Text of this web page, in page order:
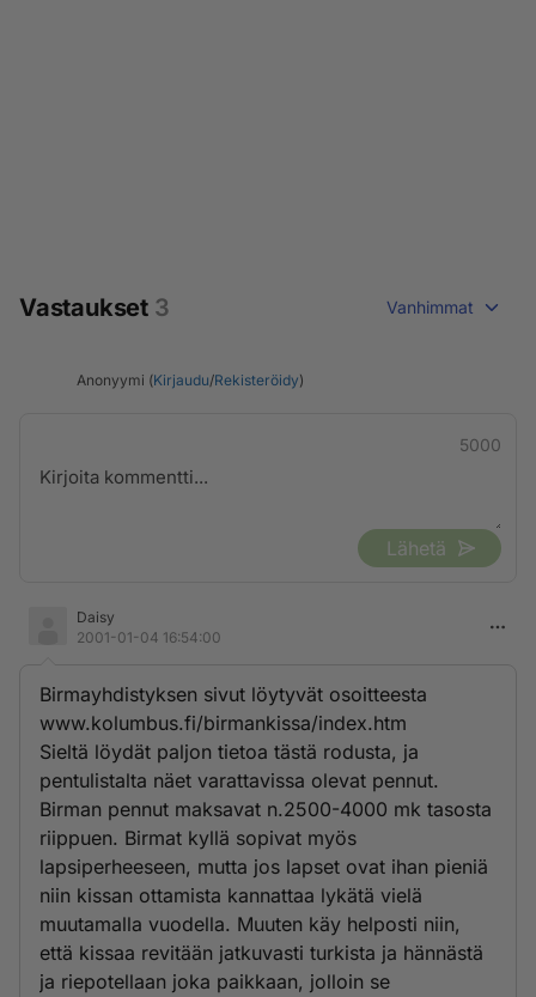
Vastaukset 3 Vanhimmat
Anonyymi (Kirjaudu/Rekisteröidy)
5000
Lähetä
Daisy
2001-01-04 16:54:00
Birmayhdistyksen sivut löytyvät osoitteesta
www.kolumbus.fi/birmankissa/index.htm
Sieltä löydät paljon tietoa tästä rodusta, ja
pentulistalta näet varattavissa olevat pennut.
Birman pennut maksavat n.2500-4000 mk tasosta
riippuen. Birmat kyllä sopivat myös
lapsiperheeseen, mutta jos lapset ovat ihan pieniä
niin kissan ottamista kannattaa lykätä vielä
muutamalla vuodella. Muuten käy helposti niin,
että kissaa revitään jatkuvasti turkista ja hännästä
ja riepotellaan joka paikkaan, jolloin se